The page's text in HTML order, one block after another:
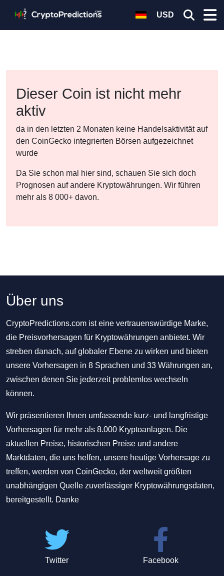
USD
Dieser Coin ist nicht mehr
aktiv
da in den letzten 2 Monaten keine Handelsaktivität auf
den CoinGecko integrierten Börsen aufgezeichnet
wurde
Da Sie schon mal hier sind, schauen Sie sich doch
Prognosen auf andere Kryptowährungen. Wir führen
mehr als 8 000+ davon.
Über uns
CryptoPredictions.com ist eine vertrauenswürdige Marke,
die Preisvorhersagen für Kryptowährungen anbietet. Wir
streben danach, auf globaler Ebene zu wirken und bieten
unsere Vorhersagen in 8 Sprachen und 33 Währungen an,
zwischen denen Sie jederzeit problemlos wechseln
können.
Wir präsentieren Ihnen umfassende kurz- und langfristige
Vorhersagen für mehr als 8.000 Kryptoanlagen. Die
aktuellen Preise, historischen Preise und andere
Marktdaten, die uns helfen, unsere heutige Vorhersage zu
treffen, werden von CoinGecko, der weltweit größten
unabhängigen Quelle zuverlässiger Kryptowährungsdaten,
bereitgestellt. Danke
Twitter Facebook